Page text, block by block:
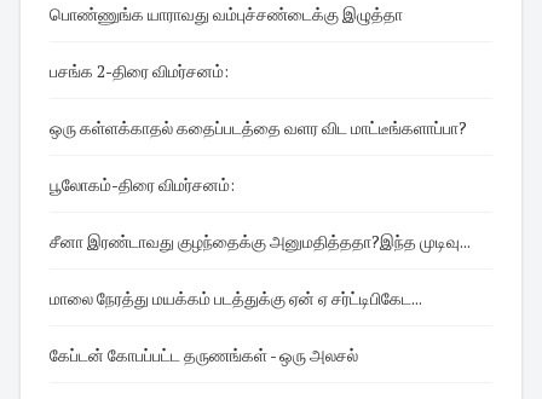
பொண்ணுங்க யாராவது வம்புச்சண்டைக்கு இழுத்தா
பசங்க 2-திரை விமர்சனம்:
ஒரு கள்ளக்காதல் கதைப்படத்தை வளர விட மாட்டீங்களாப்பா?
பூலோகம்-திரை விமர்சனம்:
சீனா இரண்டாவது குழந்தைக்கு அனுமதித்ததா?இந்த முடிவு...
மாலை நேரத்து மயக்கம் படத்துக்கு ஏன் ஏ சர்ட்டிபிகேட...
கேப்டன் கோபப்பட்ட தருணங்கள் - ஒரு அலசல்